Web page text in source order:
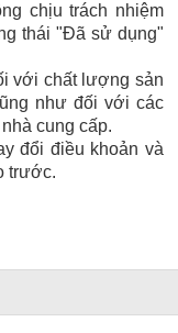
chịu trách nhiệm
thái "Đã sử dụng"
với chất lượng sản
như đối với các
cung cấp.
đổi điều khoản và
trước.